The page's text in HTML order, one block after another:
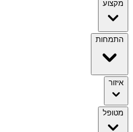
מקצוע
התמחות
איזור
מטופל